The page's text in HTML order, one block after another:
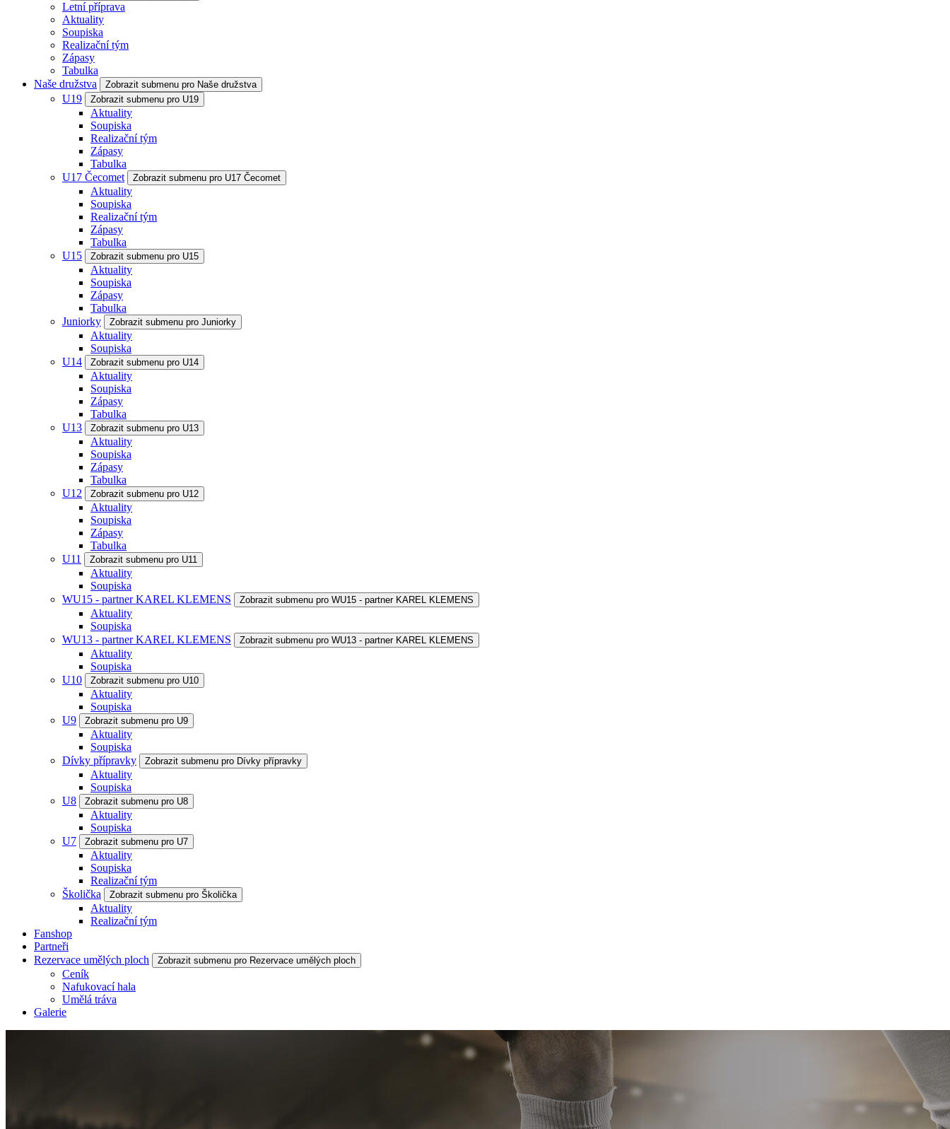
Letní příprava
Aktuality
Soupiska
Realizační tým
Zápasy
Tabulka
Naše družstva
Zobrazit submenu pro Naše družstva
U19 Zobrazit submenu pro U19
Aktuality
Soupiska
Realizační tým
Zápasy
Tabulka
U17 Čecomet
Zobrazit submenu pro U17 Čecomet
Aktuality
Soupiska
Realizační tým
Zápasy
Tabulka
U15
Zobrazit submenu pro U15
Aktuality
Soupiska
Zápasy
Tabulka
Juniorky
Zobrazit submenu pro Juniorky
Aktuality
Soupiska
U14
Zobrazit submenu pro U14
Aktuality
Soupiska
Zápasy
Tabulka
U13
Zobrazit submenu pro U13
Aktuality
Soupiska
Zápasy
Tabulka
U12
Zobrazit submenu pro U12
Aktuality
Soupiska
Zápasy
Tabulka
U11
Zobrazit submenu pro U11
Aktuality
Soupiska
WU15 - partner KAREL KLEMENS
Zobrazit submenu pro WU15 - partner KAREL KLEMENS
Aktuality
Soupiska
WU13 - partner KAREL KLEMENS
Zobrazit submenu pro WU13 - partner KAREL KLEMENS
Aktuality
Soupiska
U10
Zobrazit submenu pro U10
Aktuality
Soupiska
U9
Zobrazit submenu pro U9
Aktuality
Soupiska
Dívky přípravky
Zobrazit submenu pro Dívky přípravky
Aktuality
Soupiska
U8
Zobrazit submenu pro U8
Aktuality
Soupiska
U7
Zobrazit submenu pro U7
Aktuality
Soupiska
Realizační tým
Školička
Zobrazit submenu pro Školička
Aktuality
Realizační tým
Fanshop
Partneři
Rezervace umělých ploch
Zobrazit submenu pro Rezervace umělých ploch
Ceník
Nafukovací hala
Umělá tráva
Galerie